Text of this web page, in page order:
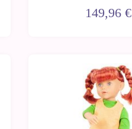
149,96 €